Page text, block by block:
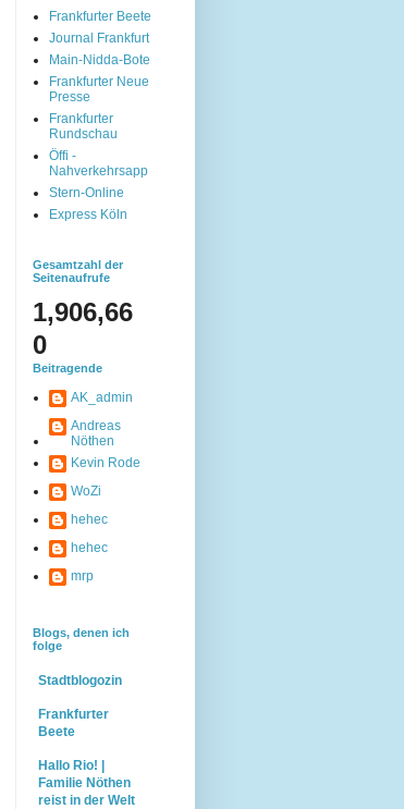
Frankfurter Beete
Journal Frankfurt
Main-Nidda-Bote
Frankfurter Neue
Presse
Frankfurter
Rundschau
Öffi -
Nahverkehrsapp
Stern-Online
Express Köln
Gesamtzahl der
Seitenaufrufe
1,906,66
0
Beitragende
AK_admin
Andreas
Nöthen
Kevin Rode
WoZi
hehec
hehec
mrp
Blogs, denen ich
folge
Stadtblogozin
Frankfurter
Beete
Hallo Rio! |
Familie Nöthen
reist in der Welt